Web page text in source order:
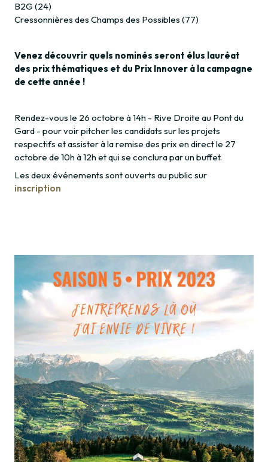
B2G (24)
Cressonnières des Champs des Possibles (77)
Venez découvrir quels nominés seront élus lauréat
des prix thématiques et du Prix Innover à la campagne
de cette année !
Rendez-vous le 26 octobre à 14h - Rive Droite au Pont du
Gard - pour voir pitcher les candidats sur les projets
respectifs et assister à la remise des prix en direct le 27
octobre de 10h à 12h et qui se conclura par un buffet.
Les deux événements sont ouverts au public sur
inscription